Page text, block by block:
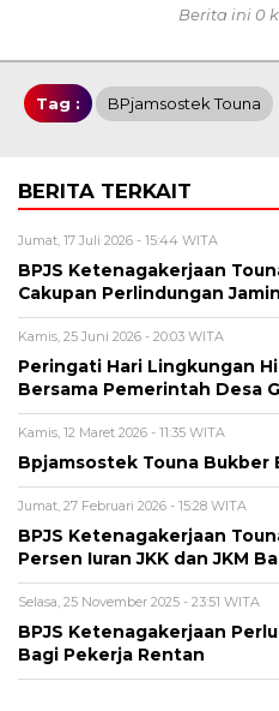
Berita ini 0
Tag : BPjamsostek Touna
BERITA TERKAIT
Jumat, 17 Juli 2026 - 15:44 WITA
BPJS Ketenagakerjaan
Cakupan Perlindungan
Kamis, 25 Juni 2026 - 20:03 WITA
Peringati Hari Lingkungan
Bersama Pemerintah Desa
Kamis, 12 Maret 2026 - 11:35 WITA
Bpjamsostek Touna Bukber
Jumat, 27 Februari 2026 - 15:28 WITA
BPJS Ketenagakerjaan
Persen Iuran JKK dan JKM
Selasa, 25 November 2025 - 23:51 WITA
BPJS Ketenagakerjaan
Bagi Pekerja Rentan